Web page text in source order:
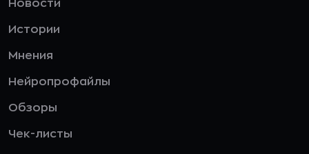
Новости
Истории
Мнения
Нейропрофайлы
Обзоры
Чек-листы